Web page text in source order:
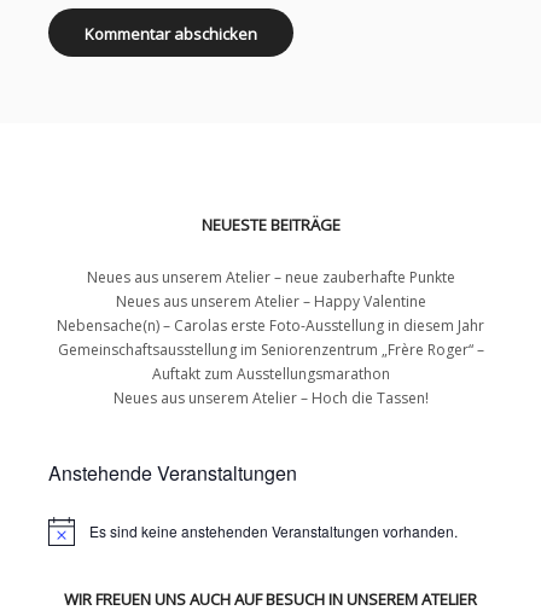
NEUESTE BEITRÄGE
Neues aus unserem Atelier – neue zauberhafte Punkte
Neues aus unserem Atelier – Happy Valentine
Nebensache(n) – Carolas erste Foto-Ausstellung in diesem Jahr
Gemeinschaftsausstellung im Seniorenzentrum „Frère Roger“ –
Auftakt zum Ausstellungsmarathon
Neues aus unserem Atelier – Hoch die Tassen!
Anstehende Veranstaltungen
Es sind keine anstehenden Veranstaltungen vorhanden.
WIR FREUEN UNS AUCH AUF BESUCH IN UNSEREM ATELIER